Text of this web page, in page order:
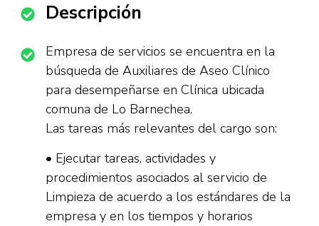
Descripción
Empresa de servicios se encuentra en la
búsqueda de Auxiliares de Aseo Clínico
para desempeñarse en Clínica ubicada
comuna de Lo Barnechea.
Las tareas más relevantes del cargo son:
• Ejecutar tareas, actividades y
procedimientos asociados al servicio de
Limpieza de acuerdo a los estándares de la
empresa y en los tiempos y horarios